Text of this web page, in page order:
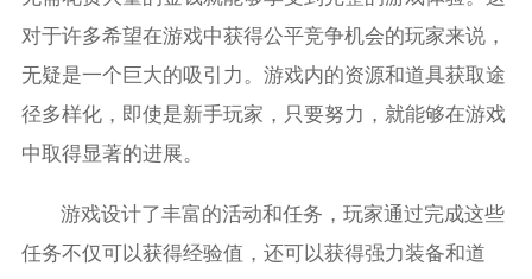
对于许多希望在游戏中获得公平竞争机会的玩家来说，
无疑是一个巨大的吸引力。游戏内的资源和道具获取途
径多样化，即使是新手玩家，只要努力，就能够在游戏
中取得显著的进展。
游戏设计了丰富的活动和任务，玩家通过完成这些
任务不仅可以获得经验值，还可以获得强力装备和道